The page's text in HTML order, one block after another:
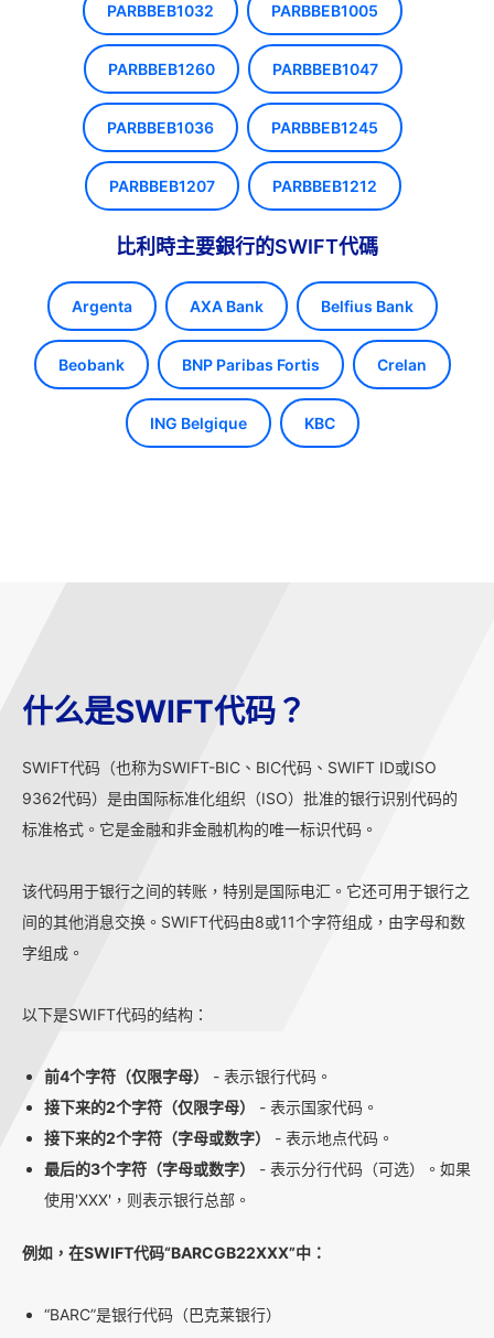
PARBBEB1032 PARBBEB1005
PARBBEB1260 PARBBEB1047
PARBBEB1036 PARBBEB1245
PARBBEB1207 PARBBEB1212
比利時主要銀行的SWIFT代碼
Argenta AXA Bank Belfius Bank
Beobank BNP Paribas Fortis Crelan
ING Belgique KBC
什么是SWIFT代码？
SWIFT代码（也称为SWIFT-BIC、BIC代码、SWIFT ID或ISO
9362代码）是由国际标准化组织（ISO）批准的银行识别代码的
标准格式。它是金融和非金融机构的唯一标识代码。
该代码用于银行之间的转账，特别是国际电汇。它还可用于银行之
间的其他消息交换。SWIFT代码由8或11个字符组成，由字母和数
字组成。
以下是SWIFT代码的结构：
前4个字符（仅限字母）
- 表示银行代码。
接下来的2个字符（仅限字母）
- 表示国家代码。
接下来的2个字符（字母或数字）
- 表示地点代码。
最后的3个字符（字母或数字）
- 表示分行代码（可选）。如果
使用'XXX'，则表示银行总部。
例如，在SWIFT代码“BARCGB22XXX”中：
“BARC”是银行代码（巴克莱银行）